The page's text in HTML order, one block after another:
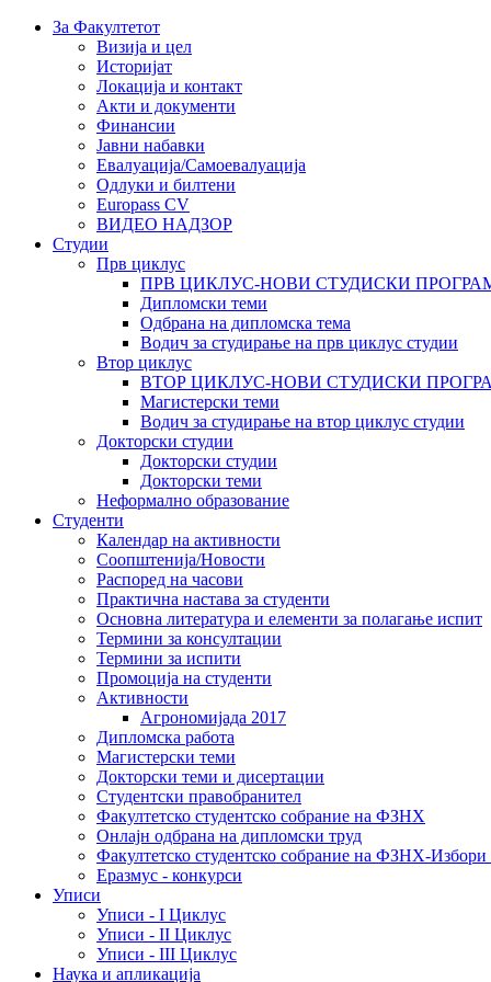
За Факултетот
Визија и цел
Историјат
Локација и контакт
Акти и документи
Финансии
Јавни набавки
Евалуација/Самоевалуација
Одлуки и билтени
Europass CV
ВИДЕО НАДЗОР
Студии
Прв циклус
ПРВ ЦИКЛУС-НОВИ СТУДИСКИ
Дипломски теми
Одбрана на дипломска тема
Водич за студирање на прв циклус студии
Втор циклус
ВТОР ЦИКЛУС-НОВИ СТУДИСКИ
Магистерски теми
Водич за студирање на втор циклус студии
Докторски студии
Докторски студии
Докторски теми
Неформално образование
Студенти
Календар на активности
Соопштенија/Новости
Распоред на часови
Практична настава за студенти
Основна литература и елементи за полагање испит
Термини за консултации
Термини за испити
Промоција на студенти
Активности
Агрономијада 2017
Дипломска работа
Магистерски теми
Докторски теми и дисертации
Студентски правобранител
Факултетско студентско собрание на ФЗНХ
Онлајн одбрана на дипломски труд
Факултетско студентско собрание на ФЗНХ-
Еразмус - конкурси
Уписи
Уписи - I Циклус
Уписи - II Циклус
Уписи - III Циклус
Наука и апликација